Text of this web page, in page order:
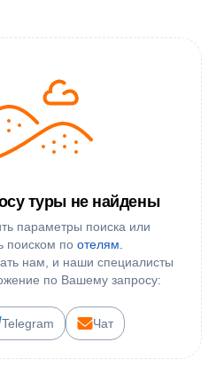
туры не найдены
параметры поиска или
поиском по отелям.
нам, и наши специалисты
по Вашему запросу:
Telegram Чат